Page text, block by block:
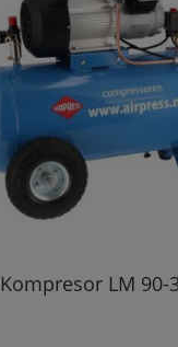
Kompresor LM 90-